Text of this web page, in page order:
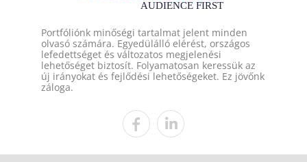
Portfóliónk minőségi tartalmat jelent minden
olvasó számára. Egyedülálló elérést, országos
lefedettséget és változatos megjelenési
lehetőséget biztosít. Folyamatosan keressük az
új irányokat és fejlődési lehetőségeket. Ez jövőnk
záloga.